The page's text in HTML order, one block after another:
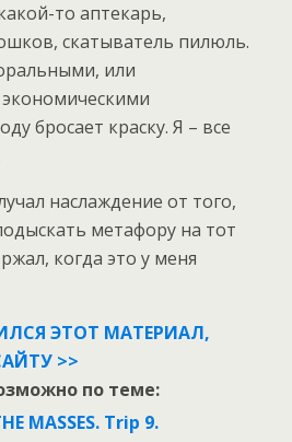
то аптекарь,
скатыватель пилюль.
или
бросает краску. Я – все
наслаждение от того,
метафору на тот
когда это у меня
ЭТОТ МАТЕРИАЛ,
>>
по теме:
MASSES. Trip 9.